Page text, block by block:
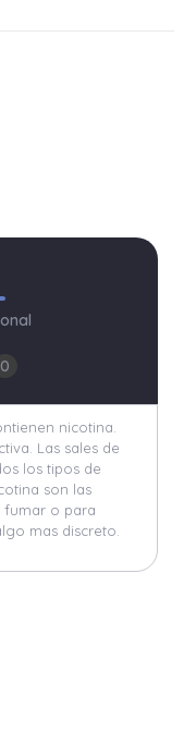
0
nicotina.
Las sales de
los tipos de
son las
fumar o para
mas discreto.